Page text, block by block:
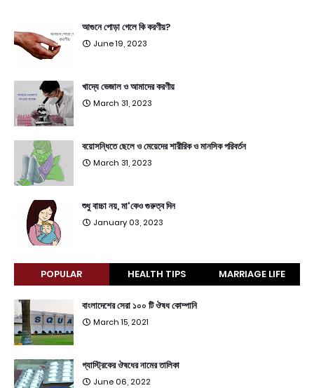
আগুনে পোড়া গেলে কি করণীয়?
June 19, 2023
খাদ্যে ভেজাল ও আমাদের করণীয়
March 31, 2023
বয়োসন্ধিতে ছেলে ও মেয়েদের শারীরিক ও মানসিক পরিবর্তন
March 31, 2023
শুধু বাচ্চা নয়, মা'কেও গুরুত্ব দিন
January 03, 2023
POPULAR HEALTH TIPS MARRIAGE LIFE
বাংলাদেশের সেরা ১০০ টি ঔষধ কোম্পানি
March 15, 2021
গ্যাস্ট্রিকের ঔষধের নামের তালিকা
June 06, 2022